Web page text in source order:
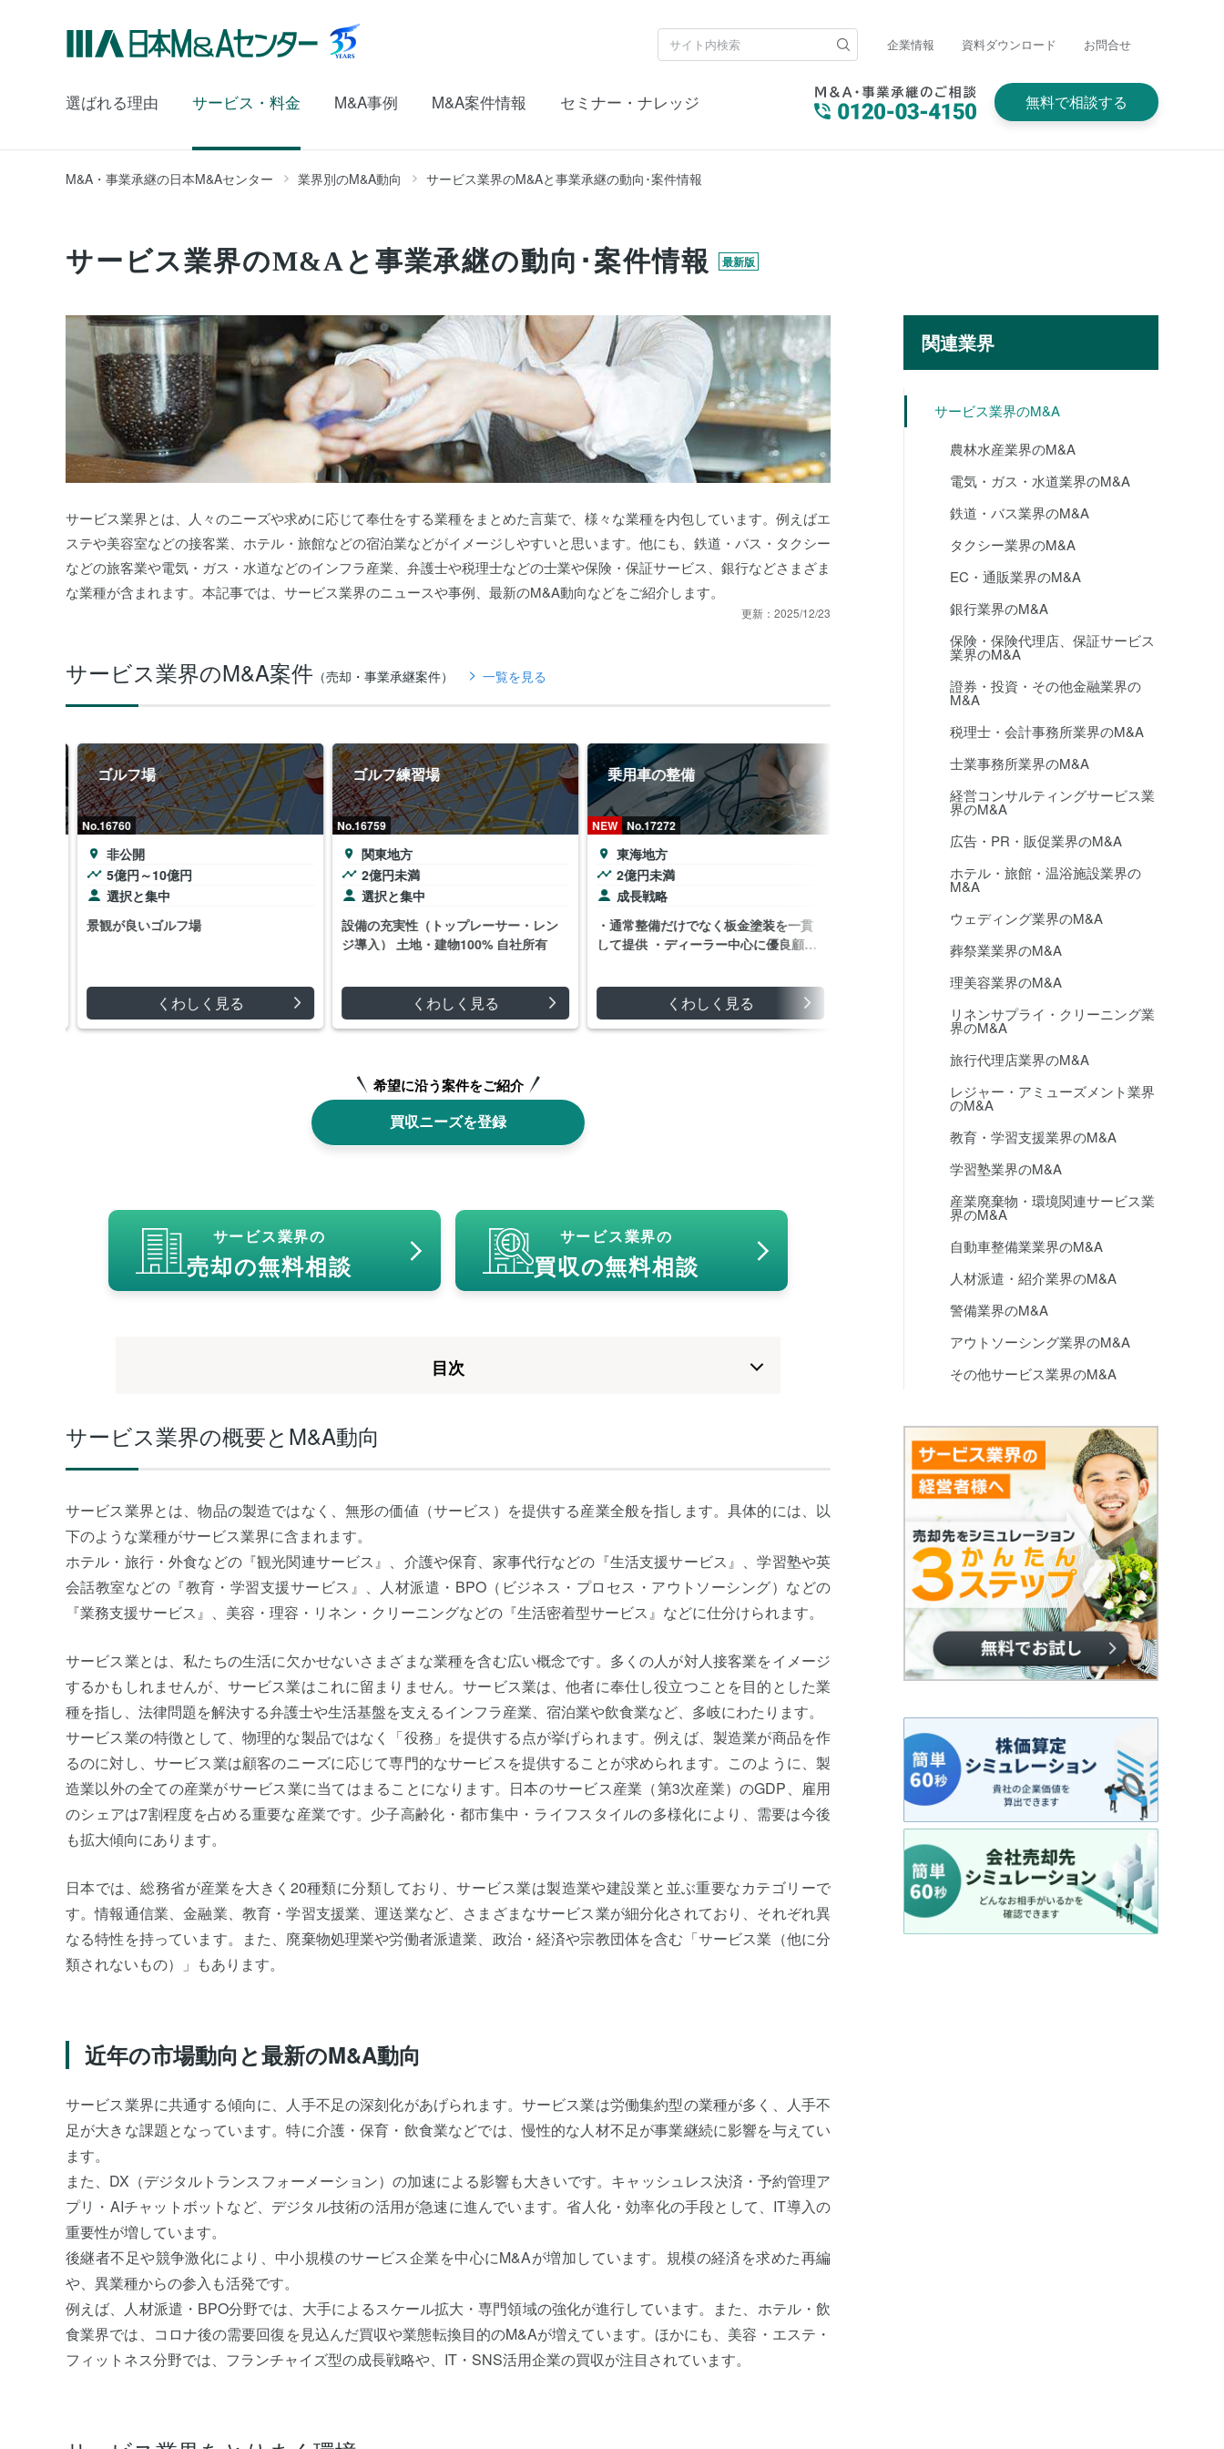
企業情報 資料ダウンロード お問合せ
選ばれる理由 サービス・料金 M&A事例 M&A案件情報 セミナー・ナレッジ 無料で相談する
M&A・事業承継の日本M&Aセンター 業界別のM&A動向 サービス業界のM&Aと事業承継の動向･案件情報
サービス業界のM&Aと事業承継の動向･案件情報 最新版
サービス業界とは、人々のニーズや求めに応じて奉仕をする業種をまとめた言葉で、様々な業種を内包しています。例えばエ
ステや美容室などの接客業、ホテル・旅館などの宿泊業などがイメージしやすいと思います。他にも、鉄道・バス・タクシー
などの旅客業や電気・ガス・水道などのインフラ産業、弁護士や税理士などの士業や保険・保証サービス、銀行などさまざま
な業種が含まれます。本記事では、サービス業界のニュースや事例、最新のM&A動向などをご紹介します。
更新： 2025/12/23
サービス業界のM&A案件 （売却・事業承継案件） 一覧を見る
No.16760
ゴルフ場
非公開
5億円～10億円
選択と集中
景観が良いゴルフ場
くわしく見る
No.16759
ゴルフ練習場
関東地方
2億円未満
選択と集中
設備の充実性（トップレーサー・レン
ジ導入） 土地・建物100% 自社所有
くわしく見る
NEW No.17272
乗用車の整備
東海地方
2億円未満
成長戦略
・通常整備だけでなく板金塗装を一貫
して提供 ・ディーラー中心に優良顧客
くわしく見る
ホテル・レストランの運営
オーシャンビューの客室あり 当地域の
観光名所に近い立地にある
向けを中心とし
非公開
・企業向けを中心に
希望に沿う案件をご紹介
買収ニーズを登録
サービス業界の
売却の無料相談
サービス業界の
買収の無料相談
⽬次
サービス業界の概要とM&A動向
サービス業界とは、物品の製造ではなく、無形の価値（サービス）を提供する産業全般を指します。具体的には、以
下のような業種がサービス業界に含まれます。
ホテル・旅行・外食などの『観光関連サービス』、介護や保育、家事代行などの『生活支援サービス』、学習塾や英
会話教室などの『教育・学習支援サービス』、人材派遣・BPO（ビジネス・プロセス・アウトソーシング）などの
『業務支援サービス』、美容・理容・リネン・クリーニングなどの『生活密着型サービス』などに仕分けられます。
サービス業とは、私たちの生活に欠かせないさまざまな業種を含む広い概念です。多くの人が対人接客業をイメージ
するかもしれませんが、サービス業はこれに留まりません。サービス業は、他者に奉仕し役立つことを目的とした業
種を指し、法律問題を解決する弁護士や生活基盤を支えるインフラ産業、宿泊業や飲食業など、多岐にわたります。
サービス業の特徴として、物理的な製品ではなく「役務」を提供する点が挙げられます。例えば、製造業が商品を作
るのに対し、サービス業は顧客のニーズに応じて専門的なサービスを提供することが求められます。このように、製
造業以外の全ての産業がサービス業に当てはまることになります。日本のサービス産業（第3次産業）のGDP、雇用
のシェアは7割程度を占める重要な産業です。少子高齢化・都市集中・ライフスタイルの多様化により、需要は今後
も拡大傾向にあります。
日本では、総務省が産業を大きく20種類に分類しており、サービス業は製造業や建設業と並ぶ重要なカテゴリーで
す。情報通信業、金融業、教育・学習支援業、運送業など、さまざまなサービス業が細分化されており、それぞれ異
なる特性を持っています。また、廃棄物処理業や労働者派遣業、政治・経済や宗教団体を含む「サービス業（他に分
類されないもの）」もあります。
近年の市場動向と最新のM&A動向
サービス業界に共通する傾向に、人手不足の深刻化があげられます。サービス業は労働集約型の業種が多く、人手不
足が大きな課題となっています。特に介護・保育・飲食業などでは、慢性的な人材不足が事業継続に影響を与えてい
ます。
また、DX（デジタルトランスフォーメーション）の加速による影響も大きいです。キャッシュレス決済・予約管理ア
プリ・AIチャットボットなど、デジタル技術の活用が急速に進んでいます。省人化・効率化の手段として、IT導入の
重要性が増しています。
後継者不足や競争激化により、中小規模のサービス企業を中心にM&Aが増加しています。規模の経済を求めた再編
や、異業種からの参入も活発です。
例えば、人材派遣・BPO分野では、大手によるスケール拡大・専門領域の強化が進行しています。また、ホテル・飲
食業界では、コロナ後の需要回復を見込んだ買収や業態転換目的のM&Aが増えています。ほかにも、美容・エステ・
フィットネス分野では、フランチャイズ型の成長戦略や、IT・SNS活用企業の買収が注目されています。
関連業界
サービス業界のM&A
農林水産業界のM&A
電気・ガス・水道業界のM&A
鉄道・バス業界のM&A
タクシー業界のM&A
EC・通販業界のM&A
銀行業界のM&A
保険・保険代理店、保証サービス
業界のM&A
證券・投資・その他金融業界の
M&A
税理士・会計事務所業界のM&A
士業事務所業界のM&A
経営コンサルティングサービス業
界のM&A
広告・PR・販促業界のM&A
ホテル・旅館・温浴施設業界の
M&A
ウェディング業界のM&A
葬祭業業界のM&A
理美容業界のM&A
リネンサプライ・クリーニング業
界のM&A
旅行代理店業界のM&A
レジャー・アミューズメント業界
のM&A
教育・学習支援業界のM&A
学習塾業界のM&A
産業廃棄物・環境関連サービス業
界のM&A
自動車整備業業界のM&A
人材派遣・紹介業界のM&A
警備業界のM&A
アウトソーシング業界のM&A
その他サービス業界のM&A